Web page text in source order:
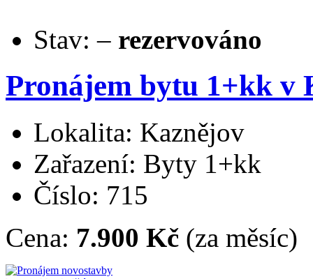
Stav: – rezervováno
Pronájem bytu 1+kk v
Lokalita: Kaznějov
Zařazení: Byty 1+kk
Číslo: 715
Cena: 7.900 Kč (za měsíc)